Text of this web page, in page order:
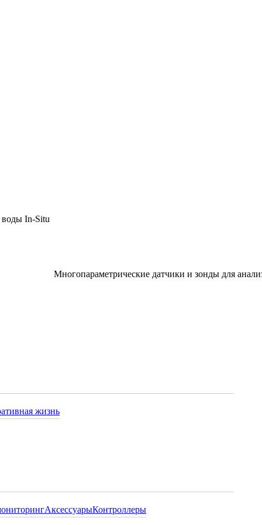
воды In-Situ
Многопараметрические датчики и зонды для
жизнь
АксессуарыКонтроллеры